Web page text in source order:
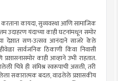
कायदा, सुव्यवस्था आणि सामाजिक
उदाहरण यंदाच्या काही घटनांमधून समोर
देशात सण-उत्सव आनंदाने साजरे केले
सार्वजनिक ठिकाणी किंवा निवासी
काही आव्हाने उभी राहतात.
चित्रे ही संमिश्र स्वरूपाची असली, तरी
सकारात्मक बदल, वाढलेले प्रशासकीय